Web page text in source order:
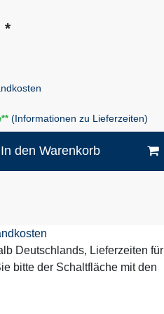
*
(Informationen zu Lieferzeiten)
In den Warenkorb
Deutschlands, Lieferzeiten für
bitte der Schaltfläche mit den